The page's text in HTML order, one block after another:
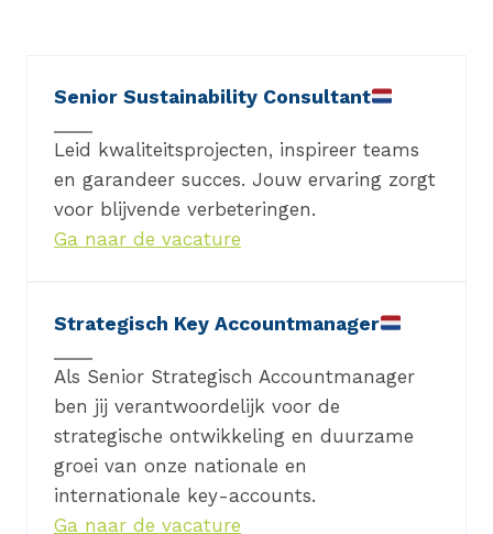
Senior Sustainability Consultant
Leid kwaliteitsprojecten, inspireer teams
en garandeer succes. Jouw ervaring zorgt
voor blijvende verbeteringen.
Ga naar de vacature
Strategisch Key Accountmanager
Als Senior Strategisch Accountmanager
ben jij verantwoordelijk voor de
strategische ontwikkeling en duurzame
groei van onze nationale en
internationale key-accounts.
Ga naar de vacature